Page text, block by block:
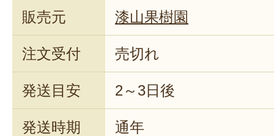
販売元 漆山果樹園
注文受付 売切れ
発送目安 2～3日後
発送時期 通年